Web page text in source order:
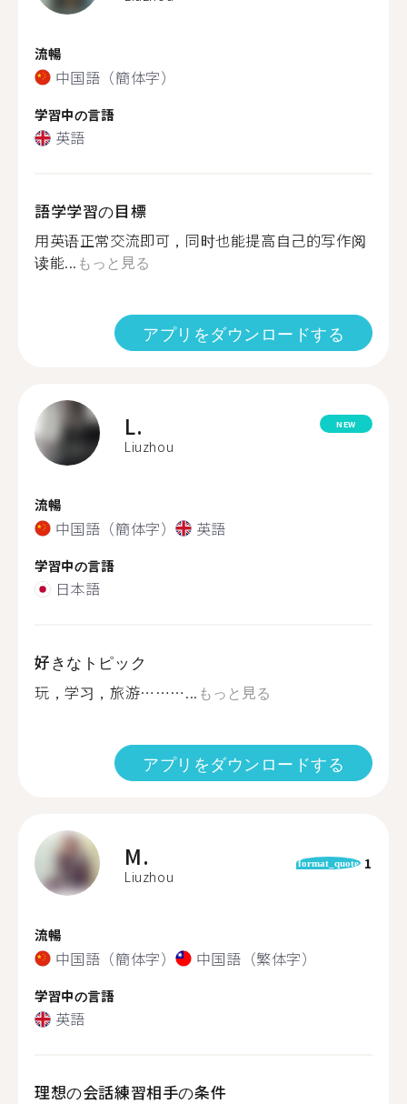
流暢
中国語（簡体字）
学習中の言語
英語
語学学習の目標
用英语正常交流即可，同时也能提高自己的写作阅
读能... もっと見る
アプリをダウンロードする
L.
Liuzhou
NEW
流暢
中国語（簡体字） 英語
学習中の言語
日本語
好きなトピック
玩，学习，旅游………... もっと見る
アプリをダウンロードする
M.
Liuzhou
format_quote 1
流暢
中国語（簡体字） 中国語（繁体字）
学習中の言語
英語
理想の会話練習相手の条件